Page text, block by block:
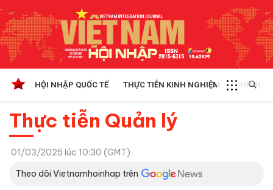
HỘI NHẬP QUỐC TẾ THỰC TIỄN KINH NGHIỆM CHÍNH
Thực tiễn Quản lý
01/03/2025 lúc 10:30 (GMT)
Theo dõi Vietnamhoinhap trên